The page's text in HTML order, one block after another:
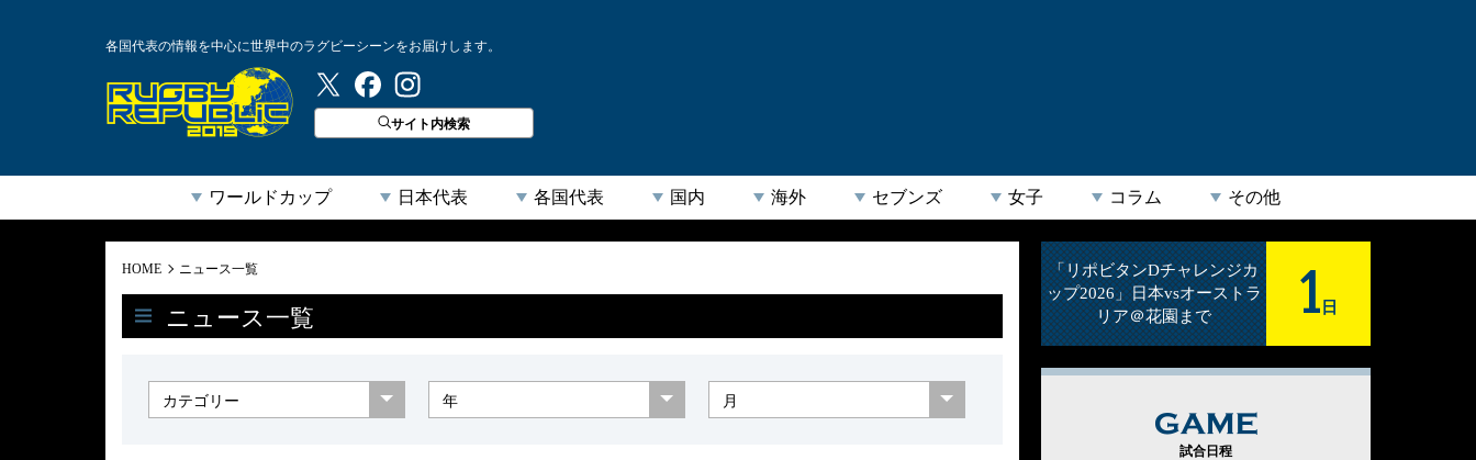
各国代表の情報を中心に世界中のラグビーシーンをお届けします。
ラグビーリパブリック
サイト内検索
ワールドカップ 日本代表 各国代表 国内 海外 セブンズ 女子 コラム その他
HOME ニュース一覧
ニュース一覧
「リポビタンDチャレンジカ
ップ2026」日本vsオーストラ
リア＠花園まで
1 日
GAME
試合日程